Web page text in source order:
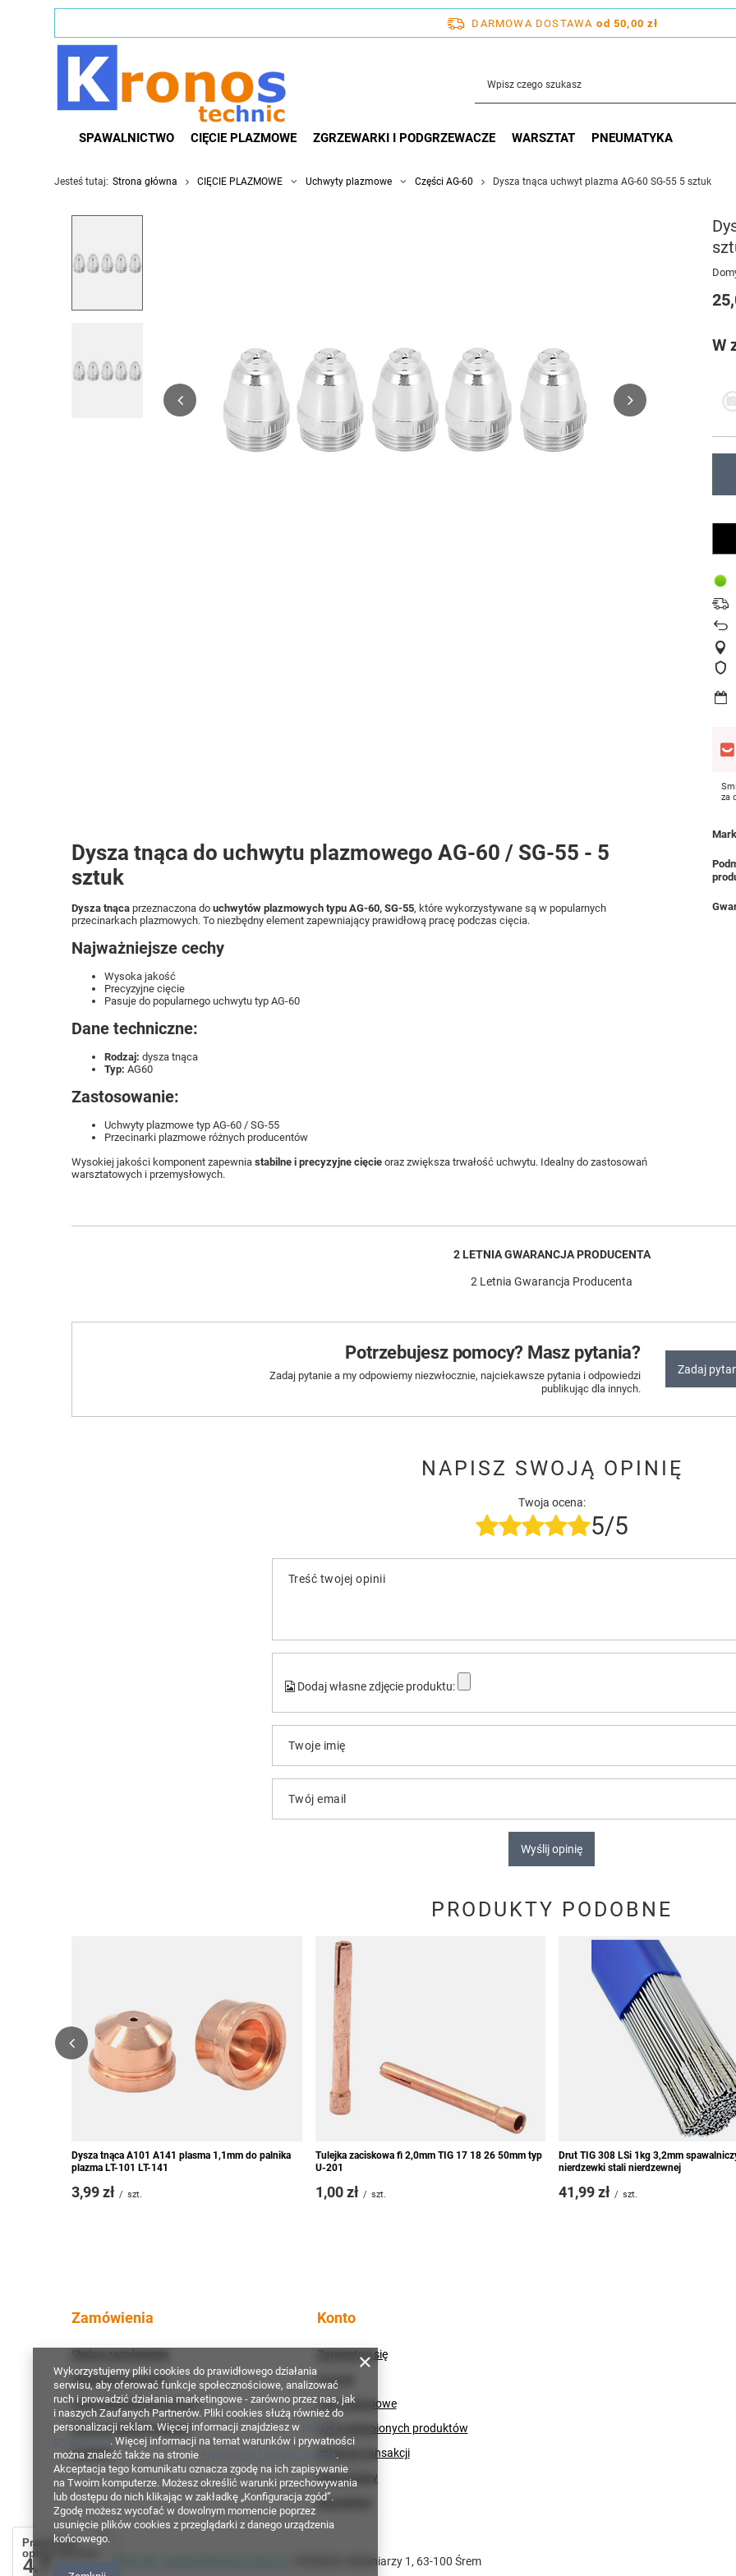
DARMOWA DOSTAWA od 50,00 zł
SPAWALNICTWO CIĘCIE PLAZMOWE ZGRZEWARKI I PODGRZEWACZE WARSZTAT PNEUMATYKA
Jesteś tutaj: Strona główna CIĘCIE PLAZMOWE Uchwyty plazmowe Części AG-60 Dysza tnąca uchwyt plazma AG-60 SG-55 5 sztuk
W
za
Dysza tnąca do uchwytu plazmowego AG-60 / SG-55 - 5
sztuk
Dysza tnąca przeznaczona do uchwytów plazmowych typu AG-60, SG-55, które wykorzystywane są w popularnych
przecinarkach plazmowych. To niezbędny element zapewniający prawidłową pracę podczas cięcia.
Najważniejsze cechy
Wysoka jakość
Precyzyjne cięcie
Pasuje do popularnego uchwytu typ AG-60
Dane techniczne:
Rodzaj: dysza tnąca
Typ: AG60
Zastosowanie:
Uchwyty plazmowe typ AG-60 / SG-55
Przecinarki plazmowe różnych producentów
Wysokiej jakości komponent zapewnia stabilne i precyzyjne cięcie oraz zwiększa trwałość uchwytu. Idealny do zastosowań
warsztatowych i przemysłowych.
2 LETNIA GWARANCJA PRODUCENTA
2 Letnia Gwarancja Producenta
Potrzebujesz pomocy? Masz pytania?
Zadaj pytanie a my odpowiemy niezwłocznie, najciekawsze pytania i odpowiedzi
publikując dla innych.
Zadaj
NAPISZ SWOJĄ OPINIĘ
Twoja ocena:
5/5
Treść twojej opinii
Dodaj własne zdjęcie produktu:
Twoje imię
Twój email
Wyślij opinię
PRODUKTY PODOBNE
Dysza tnąca A101 A141 plasma 1,1mm do palnika
plazma LT-101 LT-141
3,99 zł / szt.
Tulejka zaciskowa fi 2,0mm TIG 17 18 26 50mm typ
U-201
1,00 zł / szt.
Drut TIG 308 LSi 1kg 3,2mm
nierdzewki stali nierdzewnej
41,99 zł / szt.
Zamówienia
Status zamówienia
Śledzenie przesyłki
Chcę odstąpić od umowy
Chcę wymienić produkt
Kontakt
Konto
Zarejestruj się
Koszyk
Listy zakupowe
Lista zakupionych produktów
Historia transakcji
Moje rabaty
Newsletter
+48 790 628 300 Włókniarzy 1 , 63-100 Śrem
Prawdziwe
opinie klientów
4.7
Wykorzystujemy pliki cookies do prawidłowego działania
serwisu, aby oferować funkcje społecznościowe, analizować
ruch i prowadzić działania marketingowe - zarówno przez nas, jak
i naszych Zaufanych Partnerów. Pliki cookies służą również do
personalizacji reklam. Więcej informacji znajdziesz w
polityce
. Więcej informacji na temat warunków i prywatności
można znaleźć także na stronie
Prywatność i warunki Google.
Akceptacja tego komunikatu oznacza zgodę na ich zapisywanie
na Twoim komputerze. Możesz określić warunki przechowywania
lub dostępu do nich klikając w zakładkę „Konfiguracja zgód”.
Zgodę możesz wycofać w dowolnym momencie poprzez
usunięcie plików cookies z przeglądarki z danego urządzenia
końcowego.